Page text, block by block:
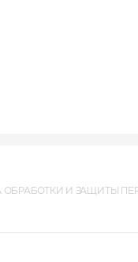
ОБРАБОТКИ И ЗАЩИТЫ